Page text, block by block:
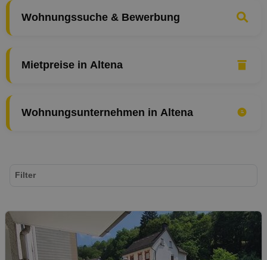
Wohnungssuche & Bewerbung
Mietpreise in Altena
Wohnungsunternehmen in Altena
Filter